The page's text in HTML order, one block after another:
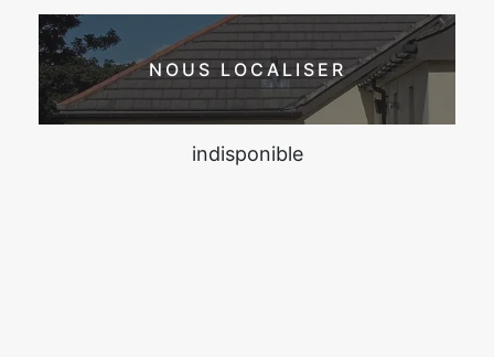
NOUS LOCALISER
indisponible